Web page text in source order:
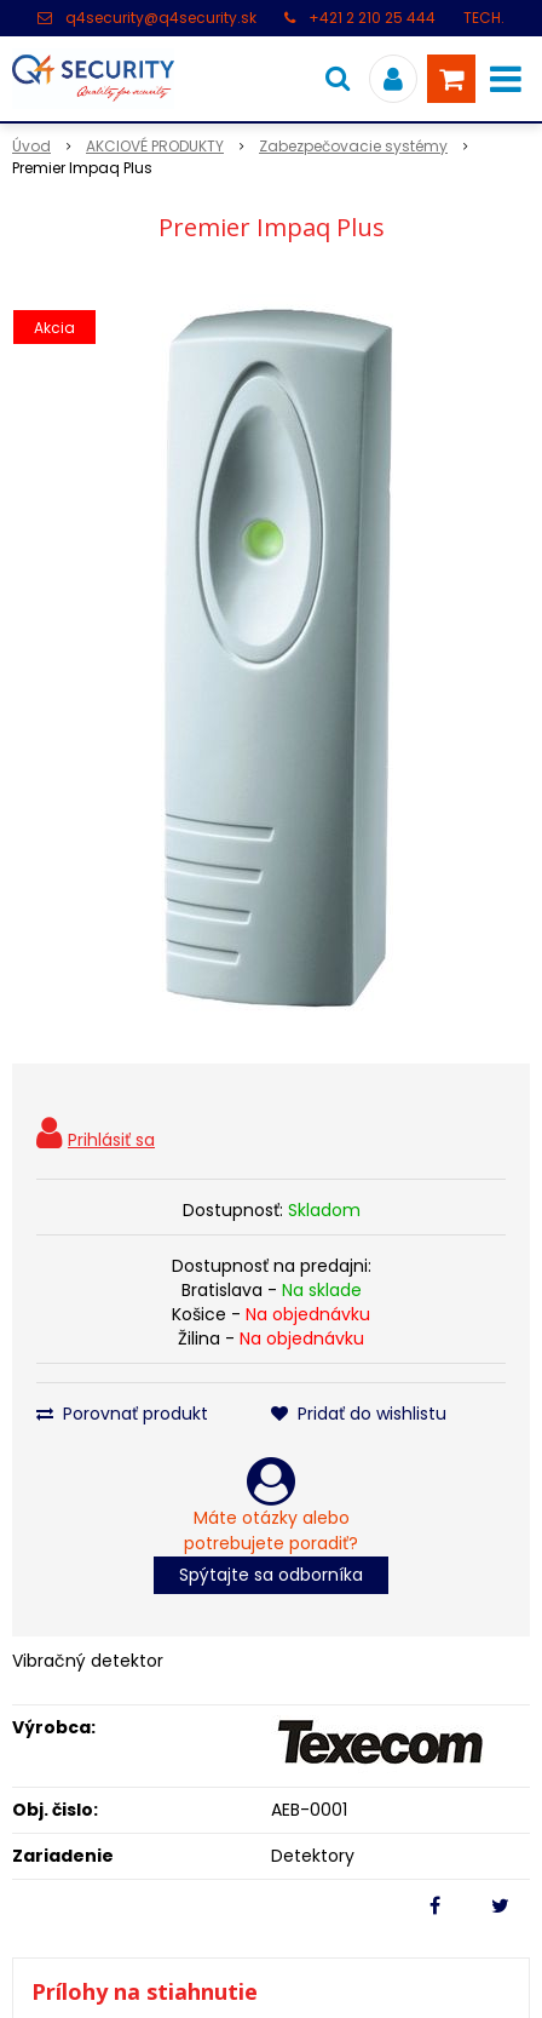
q4security@q4security.sk +421 2 210 25 444
TECH.
Úvod AKCIOVÉ PRODUKTY
Zabezpečovacie systémy
Premier Impaq Plus
Premier Impaq Plus
Akcia
Dostupnosť: Skladom
Dostupnosť na predajni:
Bratislava - Na sklade
Košice - Na objednávku
Žilina - Na objednávku
Porovnať produkt Pridať do wishlistu
Máte otázky alebo
potrebujete poradiť?
Spýtajte sa odborníka
Vibračný detektor
Výrobca:
Obj. čislo:
AEB-0001
Zariadenie
Detektory
Prílohy na stiahnutie